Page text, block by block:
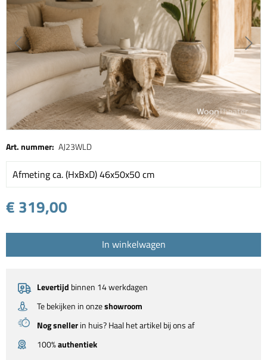
Art. nummer: AJ23WLD
Afmeting ca. (HxBxD) 46x50x50 cm
€ 319,00
In winkelwagen
Levertijd binnen 14 werkdagen
Te bekijken in onzeshowroom
Nog snellerin huis? Haal het artikel bij ons af
100%authentiek